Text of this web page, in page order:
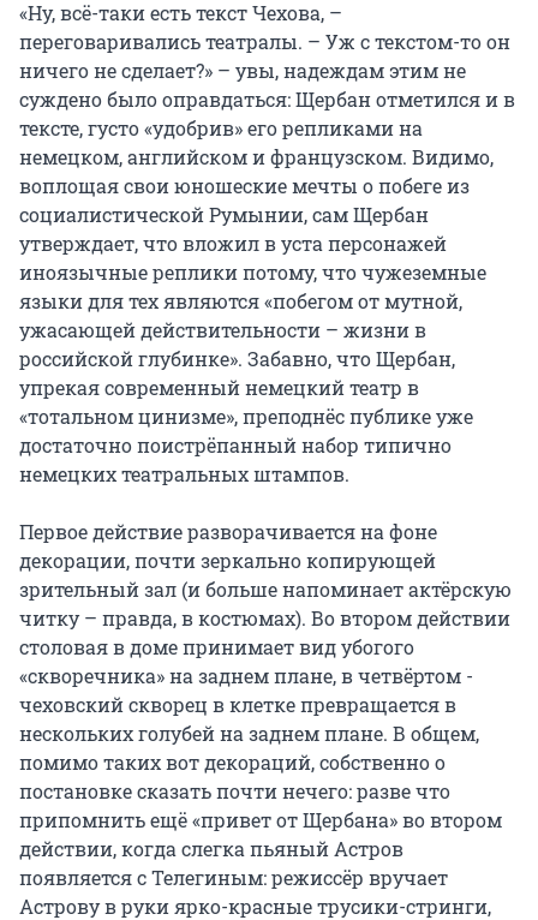
«Ну, всё-таки есть текст Чехова, –
переговаривались театралы. – Уж с текстом-то он
ничего не сделает?» – увы, надеждам этим не
суждено было оправдаться: Щербан отметился и в
тексте, густо «удобрив» его репликами на
немецком, английском и французском. Видимо,
воплощая свои юношеские мечты о побеге из
социалистической Румынии, сам Щербан
утверждает, что вложил в уста персонажей
иноязычные реплики потому, что чужеземные
языки для тех являются «побегом от мутной,
ужасающей действительности – жизни в
российской глубинке». Забавно, что Щербан,
упрекая современный немецкий театр в
«тотальном цинизме», преподнёс публике уже
достаточно поистрёпанный набор типично
немецких театральных штампов.
Первое действие разворачивается на фоне
декорации, почти зеркально копирующей
зрительный зал (и больше напоминает актёрскую
читку – правда, в костюмах). Во втором действии
столовая в доме принимает вид убогого
«скворечника» на заднем плане, в четвёртом -
чеховский скворец в клетке превращается в
нескольких голубей на заднем плане. В общем,
помимо таких вот декораций, собственно о
постановке сказать почти нечего: разве что
припомнить ещё «привет от Щербана» во втором
действии, когда слегка пьяный Астров
появляется с Телегиным: режиссёр вручает
Астрову в руки ярко-красные трусики-стринги,